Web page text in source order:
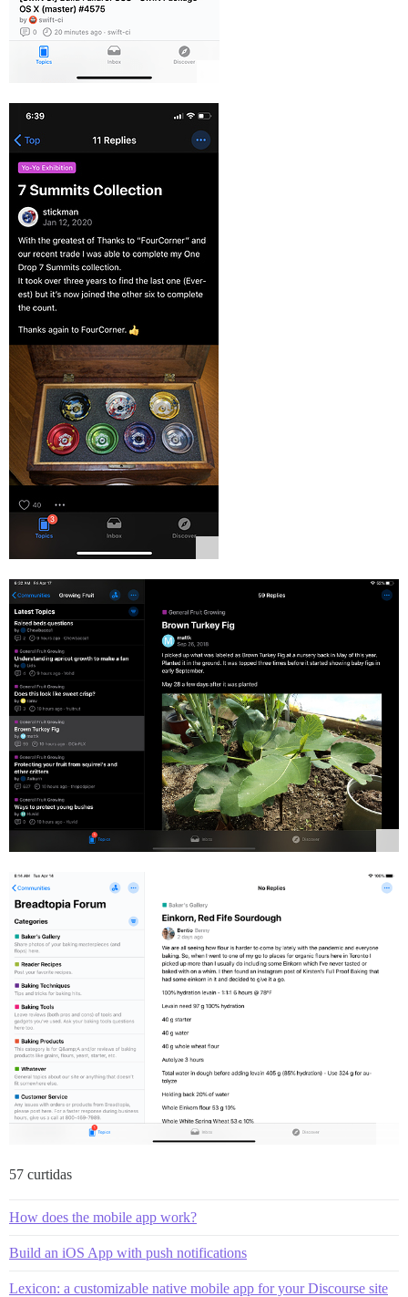
57 curtidas
How does the mobile app work?
Build an iOS App with push notifications
Lexicon: a customizable native mobile app for your Discourse site